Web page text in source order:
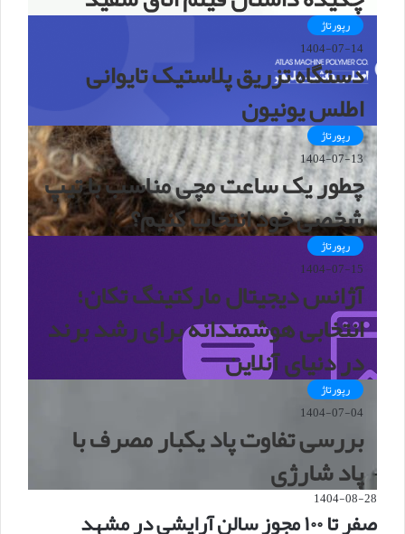
رپورتاژ
1404-07-14
دستگاه تزریق پلاستیک تایوانی
اطلس یونیون
رپورتاژ
1404-07-13
چطور یک ساعت مچی مناسب با تیپ
شخصی خود انتخاب کنیم؟
رپورتاژ
1404-07-15
آژانس دیجیتال مارکتینگ تکان؛
انتخابی هوشمندانه برای رشد برند
در دنیای آنلاین
رپورتاژ
1404-07-04
بررسی تفاوت پاد یکبار مصرف با
پاد شارژی
1404-08-28
صفر تا ۱۰۰ مجوز سالن آرایشی در مشهد